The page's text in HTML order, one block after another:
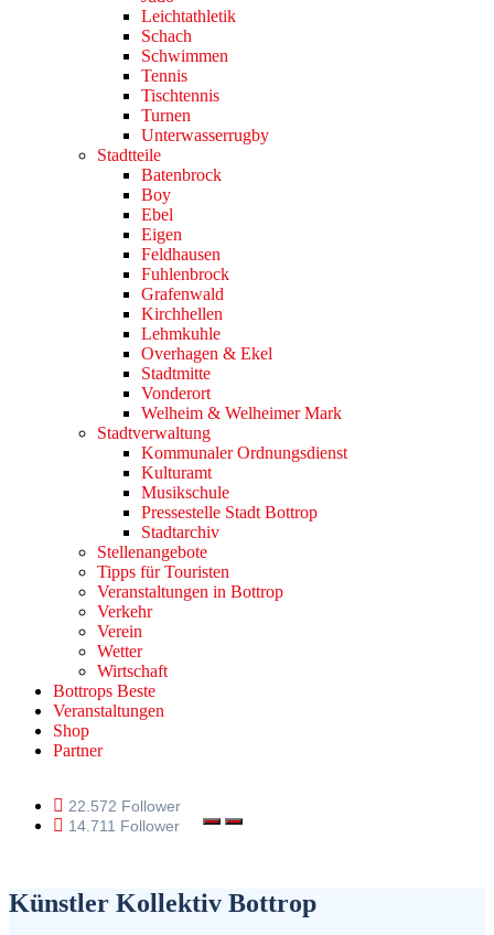
Leichtathletik
Schach
Schwimmen
Tennis
Tischtennis
Turnen
Unterwasserrugby
Stadtteile
Batenbrock
Boy
Ebel
Eigen
Feldhausen
Fuhlenbrock
Grafenwald
Kirchhellen
Lehmkuhle
Overhagen & Ekel
Stadtmitte
Vonderort
Welheim & Welheimer Mark
Stadtverwaltung
Kommunaler Ordnungsdienst
Kulturamt
Musikschule
Pressestelle Stadt Bottrop
Stadtarchiv
Stellenangebote
Tipps für Touristen
Veranstaltungen in Bottrop
Verkehr
Verein
Wetter
Wirtschaft
Bottrops Beste
Veranstaltungen
Shop
Partner
22.572 Follower
14.711 Follower
Künstler Kollektiv Bottrop